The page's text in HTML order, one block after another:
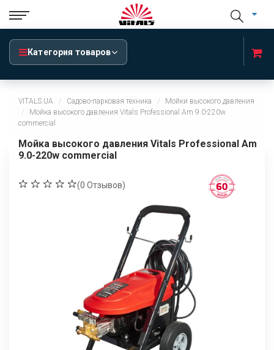
Категория товаров
VITALS.UA Садово-парковая техника
Мойки высокого давления
Мойка высокого давления Vitals Professional Am 9.0-220w
commercial
Мойка высокого давления Vitals Professional Am
9.0-220w commercial
(0 Отзывов)